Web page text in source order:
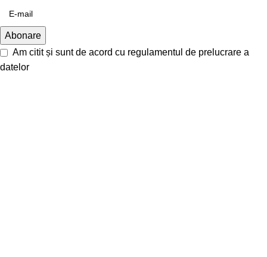
Am citit și sunt de acord cu regulamentul de prelucrare a
datelor